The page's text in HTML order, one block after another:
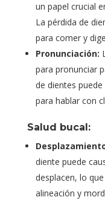
un papel crucial
La pérdida de
para comer y
Pronunciación:
para pronunciar
de dientes
para hablar con
Salud bucal:
diente puede
desplacen, lo
alineación y